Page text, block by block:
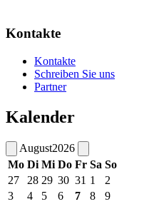
Kontakte
Kontakte
Schreiben Sie uns
Partner
Kalender
August2026
Mo Di Mi Do Fr Sa So
27
28 29 30 31 1
2
3
4 5 6 7 8
9